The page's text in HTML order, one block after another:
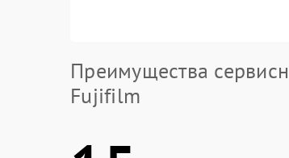
Преимущества
Fujifilm